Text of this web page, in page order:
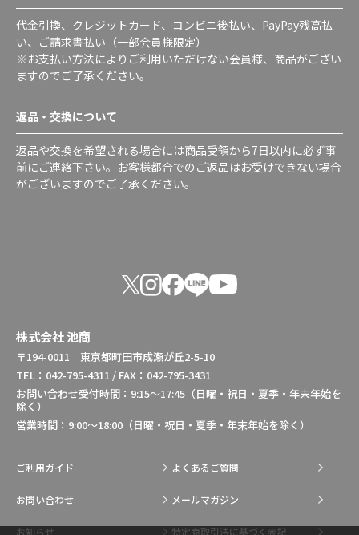
代金引換、クレジットカード、コンビニ後払い、PayPay残高払
い、ご請求書払い（一部会員様限定）
※お支払い方法によりご利用いただけない会員様、商品がござい
ますのでご了承ください。
返品・交換について
返品や交換を希望される場合には商品受領から7日以内に必ず事
前にご連絡下さい。お客様都合でのご返品はお受けできない場合
がございますのでご了承ください。
株式会社 池商
〒194-0011 東京都町田市成瀬が丘2-5-10
TEL：042-795-4311 / FAX：042-795-3431
お問い合わせ受付時間：9:15～17:45（日曜・祝日・夏季・年末年始を
除く）
営業時間：9:00～18:00（日曜・祝日・夏季・年末年始を除く）
ご利用ガイド よくあるご質問
お問い合わせ メールマガジン
お知らせ 特定商取引法に基づく表記